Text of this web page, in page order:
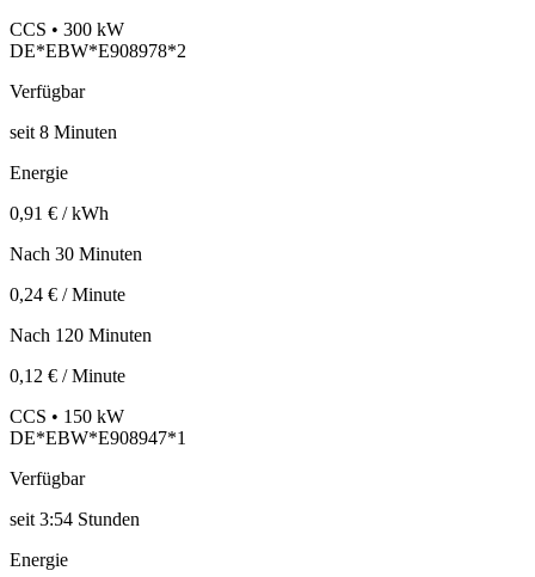
CCS • 300 kW
DE*EBW*E908978*2
Verfügbar
seit 8 Minuten
Energie
0,91 € / kWh
Nach 30 Minuten
0,24 € / Minute
Nach 120 Minuten
0,12 € / Minute
CCS • 150 kW
DE*EBW*E908947*1
Verfügbar
seit 3:54 Stunden
Energie